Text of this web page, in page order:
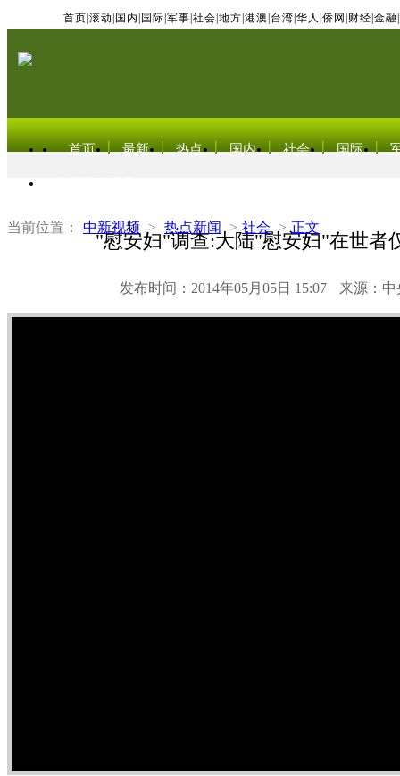
首页 滚动 国内 国际 军事 社会 地方 港澳 台湾 华人 侨网 财经 金融
首页 最新 热点 国内 社会 国际
当前位置： 中新视频 > 热点新闻 > 社会 > 正文
"慰安妇"调查:大陆"慰安妇"在世者
发布时间：2014年05月05日 15:07 来源：中